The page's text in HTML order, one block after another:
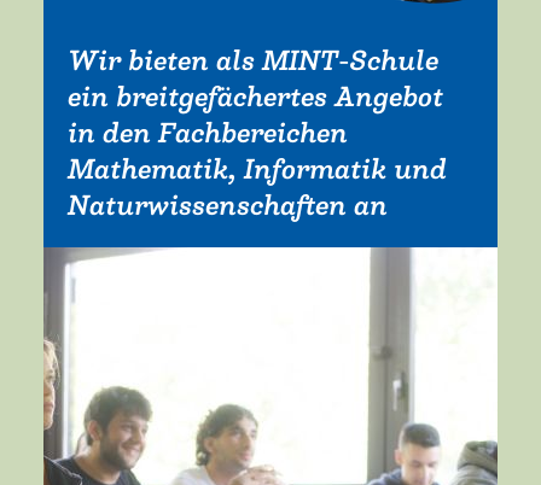
Wir bieten als MINT-Schule
ein breitgefächertes Angebot
in den Fachbereichen
Mathematik, Informatik und
Naturwissenschaften an
Mehr erfahren